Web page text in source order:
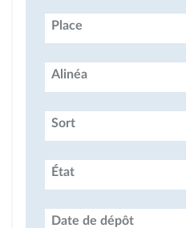
Place
Alinéa
Sort
État
Date de dépôt